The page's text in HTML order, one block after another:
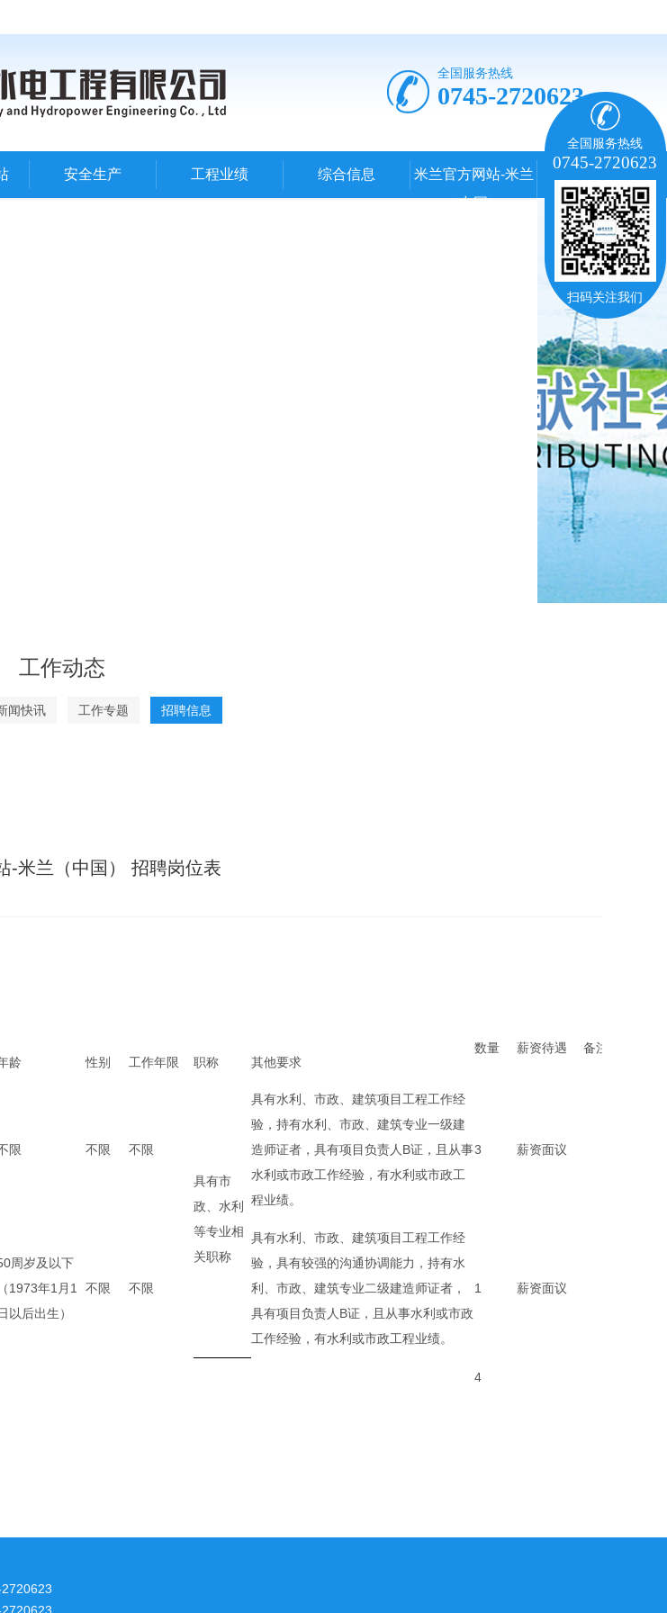
全国服务热线
0745-2720623
安全生产 工程业绩 综合信息
米兰官方网站-米兰
（中国）
工作动态
闻快讯 工作专题 招聘信息
-米兰（中国） 招聘岗位表
数量
薪资待遇
备注
龄 性别 工作年限 职称 其他要求
限 不限 不限
具有市
政、水利
等专业相
关职称
具有水利、市政、建筑项目工程工作经
验，持有水利、市政、建筑专业一级建
造师证者，具有项目负责人B证，且从事
水利或市政工作经验，有水利或市政工
程业绩。
3 薪资面议
周岁及以下
（1973年1月1
以后出生）
不限 不限
具有水利、市政、建筑项目工程工作经
验，具有较强的沟通协调能力，持有水
利、市政、建筑专业二级建造师证者，
具有项目负责人B证，且从事水利或市政
工作经验，有水利或市政工程业绩。
1 薪资面议
4
全国服务热线
0745-2720623
扫码关注我们